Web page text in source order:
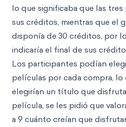
lo que significaba que las
sus créditos, mientras que el
disponía de 30 créditos, por
indicaría el final de sus
Los participantes podían
películas por cada compra, lo
elegirían un título que
película, se les pidió que
a 9 cuánto creían que